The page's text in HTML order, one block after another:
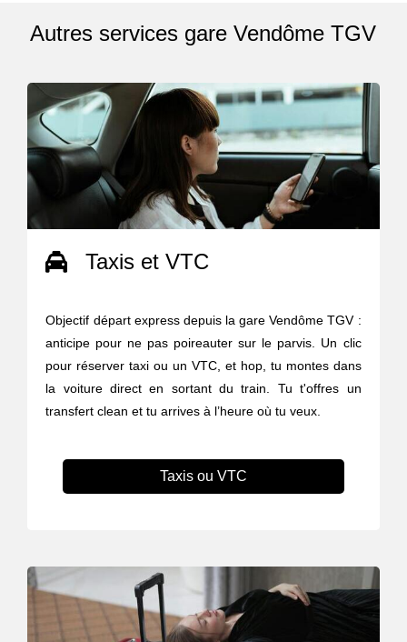
Autres services gare Vendôme TGV
Taxis et VTC
Objectif départ express depuis la gare Vendôme TGV :
anticipe pour ne pas poireauter sur le parvis. Un clic
pour réserver taxi ou un VTC, et hop, tu montes dans
la voiture direct en sortant du train. Tu t'offres un
transfert clean et tu arrives à l’heure où tu veux.
Taxis ou VTC